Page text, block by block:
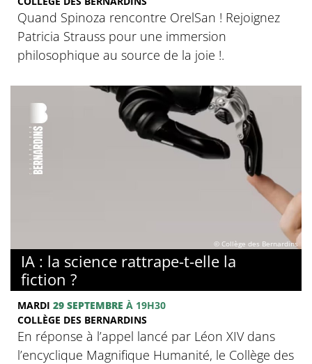
Quand Spinoza rencontre OrelSan ! Rejoignez
Patricia Strauss pour une immersion
philosophique au source de la joie !.
© Collège des Bernardins
IA : la science rattrape-t-elle la
fiction ?
MARDI 29 SEPTEMBRE À 19H30
COLLÈGE DES BERNARDINS
En réponse à l’appel lancé par Léon XIV dans
l’encyclique Magnifique Humanité, le Collège des